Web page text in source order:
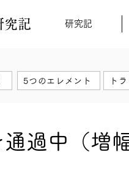
究記 研究記
5つのエレメント ト
過中（増